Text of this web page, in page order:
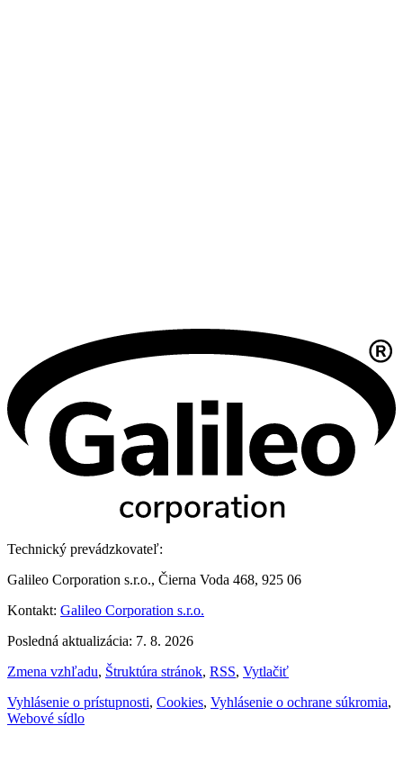
Technický prevádzkovateľ:
Galileo Corporation s.r.o., Čierna Voda 468, 925 06
Kontakt: Galileo Corporation s.r.o.
Posledná aktualizácia: 7. 8. 2026
Zmena vzhľadu, Štruktúra stránok, RSS, Vytlačiť
Vyhlásenie o prístupnosti, Cookies, Vyhlásenie o ochrane súkromia,
Webové sídlo